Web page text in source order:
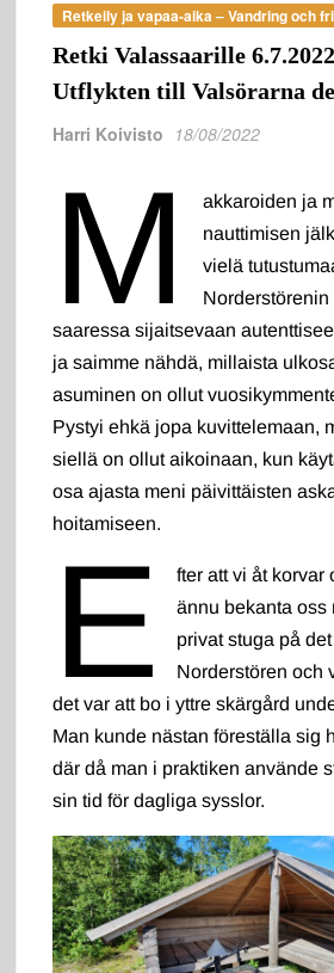
Retkeily ja vapaa-aika – Vandring och
Retki Valassaarille
Utflykten till Valsörarna
Harri Koivisto 18/08/2022
M
akkaroiden ja
nauttimisen
vielä
saaressa sijaitsevaan
ja saimme nähdä, millaista
asuminen on ollut
Pystyi ehkä jopa kuvittelemaan,
siellä on ollut aikoinaan, kun
osa ajasta meni päivittäisten
hoitamiseen.
E
fter att vi åt korvar
ännu bekanta oss
privat stuga på
Norderstören och
det var att bo i yttre skärgård
Man kunde nästan föreställa sig
där då man i praktiken använde
sin tid för dagliga sysslor.